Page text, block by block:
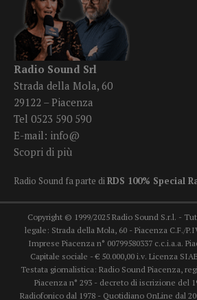
Radio Sound Srl
Strada della Mola, 60
29122 – Piacenza
Tel 0523 590 590
E-mail: info@
Scopri di più
Radio Sound fa parte di RDS 100% Special
Copyright © 1999/2025 Radio Sound S.r.l. -
legale: Strada della Mola, 60 - Piacenza C.F./
Imprese Piacenza n° 00799580337 c.c.i.a.a.
Capitale sociale - € 50.000,00 i.v. Licenza
Testata giornalistica: Radio Sound Piacenza,
Piacenza n° 293 - decreto di iscrizione del
Radiofonico dal 1978 - Quotidiano OnLine dal